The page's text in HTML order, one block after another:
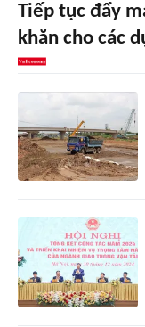
Tiếp tục đẩy
khăn cho các